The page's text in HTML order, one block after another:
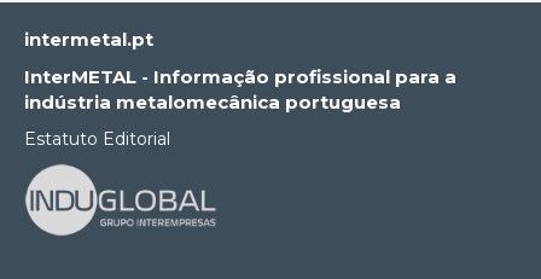
intermetal.pt
InterMETAL - Informação profissional para a
indústria metalomecânica portuguesa
Estatuto Editorial